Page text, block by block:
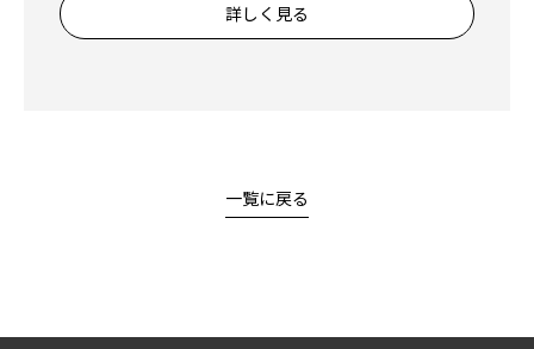
詳しく見る
一覧に戻る